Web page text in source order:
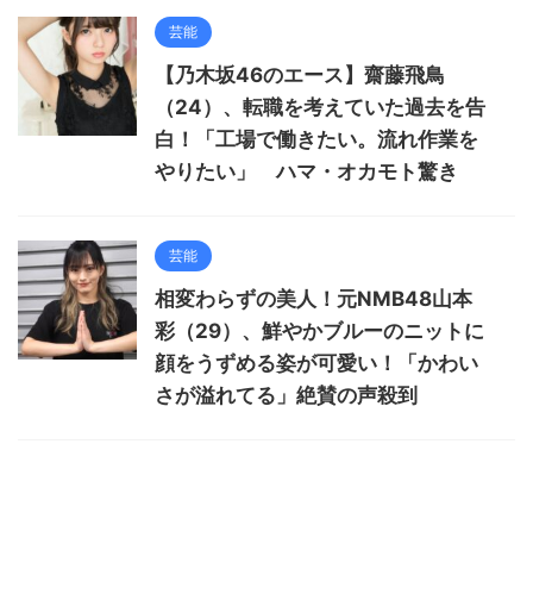
芸能
【乃木坂46のエース】齋藤飛鳥
（24）、転職を考えていた過去を告
白！「工場で働きたい。流れ作業を
やりたい」 ハマ・オカモト驚き
芸能
相変わらずの美人！元NMB48山本
彩（29）、鮮やかブルーのニットに
顔をうずめる姿が可愛い！「かわい
さが溢れてる」絶賛の声殺到